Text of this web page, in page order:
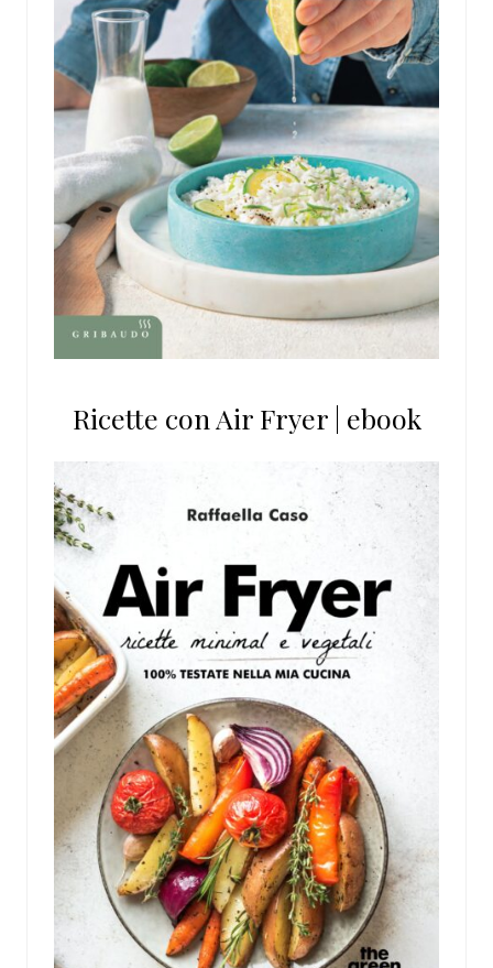
Ricette con Air Fryer | ebook